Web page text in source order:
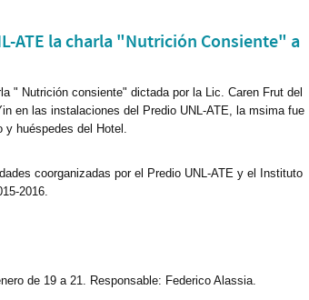
ATE la charla "Nutrición Consiente" a
" Nutrición consiente" dictada por la Lic. Caren Frut del
en las instalaciones del Predio UNL-ATE, la msima fue
huéspedes del Hotel.
coorganizadas por el Predio UNL-ATE y el Instituto
2016.
de 19 a 21. Responsable: Federico Alassia.